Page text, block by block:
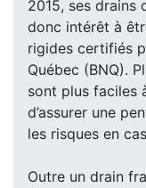
2015, ses drains
donc intérêt à
rigides certifiés
Québec (BNQ).
sont plus faciles
d’assurer une
les risques en
Outre un drain